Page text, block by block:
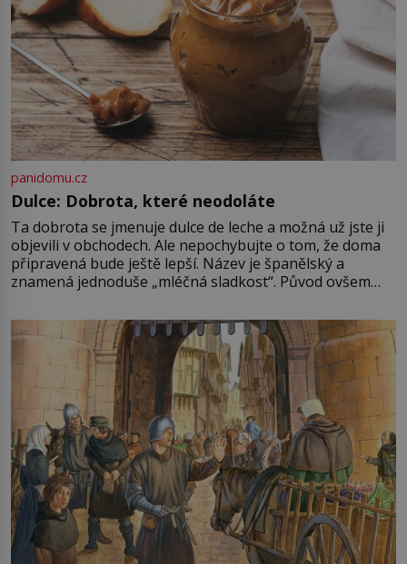
panidomu.cz
Dulce: Dobrota, které neodoláte
Ta dobrota se jmenuje dulce de leche a možná už jste ji
objevili v obchodech. Ale nepochybujte o tom, že doma
připravená bude ještě lepší. Název je španělský a
znamená jednoduše „mléčná sladkost“. Původ ovšem
pře hned několik latinskoamerických zemí a k tomu
Francie, kde se traduje,